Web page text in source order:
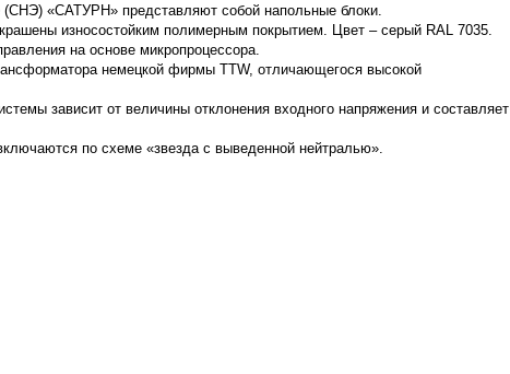
(СНЭ) «САТУРН» представляют собой напольные блоки.
износостойким полимерным покрытием. Цвет – серый RAL 7035.
на основе микропроцессора.
немецкой фирмы TTW, отличающегося высокой
зависит от величины отклонения входного напряжения и составляет
по схеме «звезда с выведенной нейтралью».